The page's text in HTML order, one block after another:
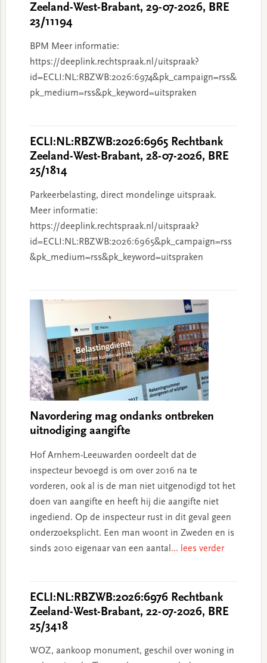
Zeeland-West-Brabant, 29-07-2026, BRE
23/11194
BPM Meer informatie:
https://deeplink.rechtspraak.nl/uitspraak?
id=ECLI:NL:RBZWB:2026:6974&pk_campaign=rss&
pk_medium=rss&pk_keyword=uitspraken
ECLI:NL:RBZWB:2026:6965 Rechtbank
Zeeland-West-Brabant, 28-07-2026, BRE
25/1814
Parkeerbelasting, direct mondelinge uitspraak.
Meer informatie:
https://deeplink.rechtspraak.nl/uitspraak?
id=ECLI:NL:RBZWB:2026:6965&pk_campaign=rss
&pk_medium=rss&pk_keyword=uitspraken
Navordering mag ondanks ontbreken
uitnodiging aangifte
Hof Arnhem-Leeuwarden oordeelt dat de
inspecteur bevoegd is om over 2016 na te
vorderen, ook al is de man niet uitgenodigd tot het
doen van aangifte en heeft hij die aangifte niet
ingediend. Op de inspecteur rust in dit geval geen
onderzoeksplicht. Een man woont in Zweden en is
sinds 2010 eigenaar van een aantal ... lees verder
ECLI:NL:RBZWB:2026:6976 Rechtbank
Zeeland-West-Brabant, 22-07-2026, BRE
25/3418
WOZ, aankoop monument, geschil over woning in